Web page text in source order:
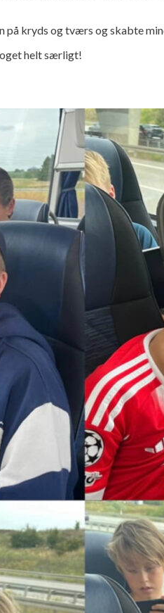
på kryds og tværs og skabte
helt særligt!